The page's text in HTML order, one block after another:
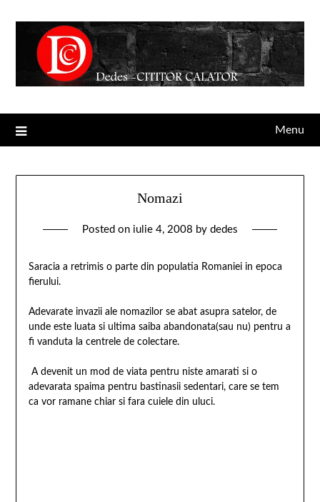
Menu
Nomazi
Posted on iulie 4, 2008 by dedes
Saracia a retrimis o parte din populatia Romaniei in epoca
fierului.
Adevarate invazii ale nomazilor se abat asupra satelor, de
unde este luata si ultima saiba abandonata(sau nu) pentru a
fi vanduta la centrele de colectare.
A devenit un mod de viata pentru niste amarati si o
adevarata spaima pentru bastinasii sedentari, care se tem
ca vor ramane chiar si fara cuiele din uluci.